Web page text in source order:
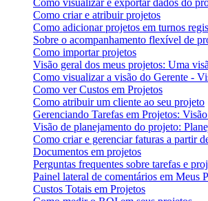
Como criar e atribuir projetos
Como adicionar projetos em turnos
Sobre o acompanhamento flexível de
Como importar projetos
Visão geral dos meus projetos: Uma
Como visualizar a visão do Gerente -
Como ver Custos em Projetos
Como atribuir um cliente ao seu projeto
Gerenciando Tarefas em Projetos:
Visão de planejamento do projeto:
Como criar e gerenciar faturas a partir
Documentos em projetos
Perguntas frequentes sobre tarefas e
Painel lateral de comentários em Meus
Custos Totais em Projetos